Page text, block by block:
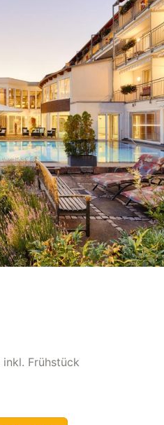
Frühstück